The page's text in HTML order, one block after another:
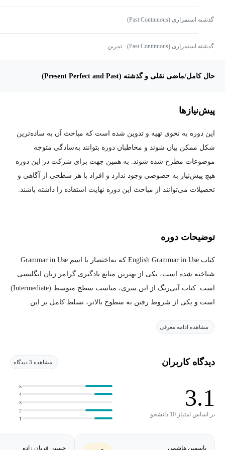
گذشته استمراری (Past Continuous)
گذشته استمراری (Past Continuous) - تمرین
حال کامل/ماضی نقلی و گذشته (Present Perfect and Past)
پیش‌نیاز‌ها
این دوره به نحوی تهیه و تدوین شده است که مباحث آن به ساده‌ترین
شکل ممکن بیان شوند و مخاطبان دوره بتوانند به‌سادگی متوجه
موضوعات مطرح شده شوند. به همین جهت برای شرکت در این دوره
هیچ پیش‌نیاز به خصوصی وجود ندارد و افراد با هر سطحی از آگاهی و
تحصیلات می‌توانند از مباحث این دوره نهایت استفاده را داشته باشند.
توضیحات دوره
کتاب English Grammar in Use که به‌اختصار با اسم Grammar in Use
شناخته شده است، یکی از بهترین منابع یادگیری گرامر زبان انگلیسی
است. کتاب آبی‌رنگ از این سری، مناسب سطح متوسط (Intermediate)
است و یکی از شروط رفتن به سطوح بالاتر، تسلط کامل بر این
توضیح و دیگری ویدئو حل سؤالات و نکات آن درس است). اکنون شما
در حال مطالعه توضیحات ترم A از N است. به عبارتی، ترم یک از
چهارده.
مشاهده ادامه معرفی
دیدگاه کاربران مشاهده 3 دیدگاه
3.1
بر اساس امتیاز 10 دانشجو
1
2
3
4
5
یاسمین هاشمی
حسین قربان زاده